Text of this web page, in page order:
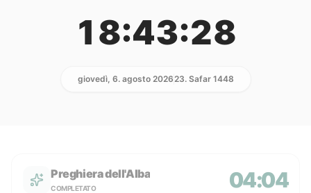
18:43:28
giovedì, 6. agosto 202623. Safar 1448
Preghiera dell'Alba
COMPLETATO 04:04